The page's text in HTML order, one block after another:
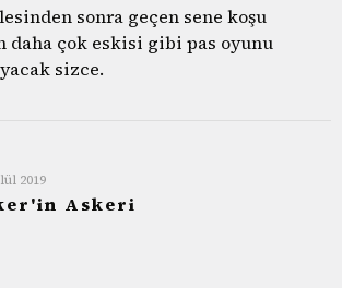
sonra geçen sene koşu
daha çok eskisi gibi pas oyunu
sizce.
2019
Askeri